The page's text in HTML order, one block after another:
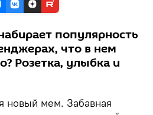
популярность
что в нем
Розетка, улыбка и
новый мем. Забавная